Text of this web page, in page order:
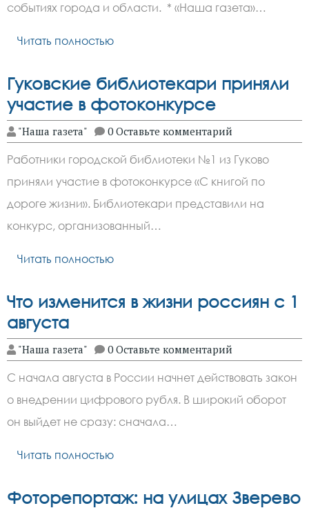
событиях города и области. * «Наша газета»…
Читать полностью
Гуковские библиотекари приняли
участие в фотоконкурсе
"Наша газета" 0 Оставьте комментарий
Работники городской библиотеки №1 из Гуково
приняли участие в фотоконкурсе «С книгой по
дороге жизни». Библиотекари представили на
конкурс, организованный…
Читать полностью
Что изменится в жизни россиян с 1
августа
"Наша газета" 0 Оставьте комментарий
С начала августа в России начнет действовать закон
о внедрении цифрового рубля. В широкий оборот
он выйдет не сразу: сначала…
Читать полностью
Фоторепортаж: на улицах Зверево